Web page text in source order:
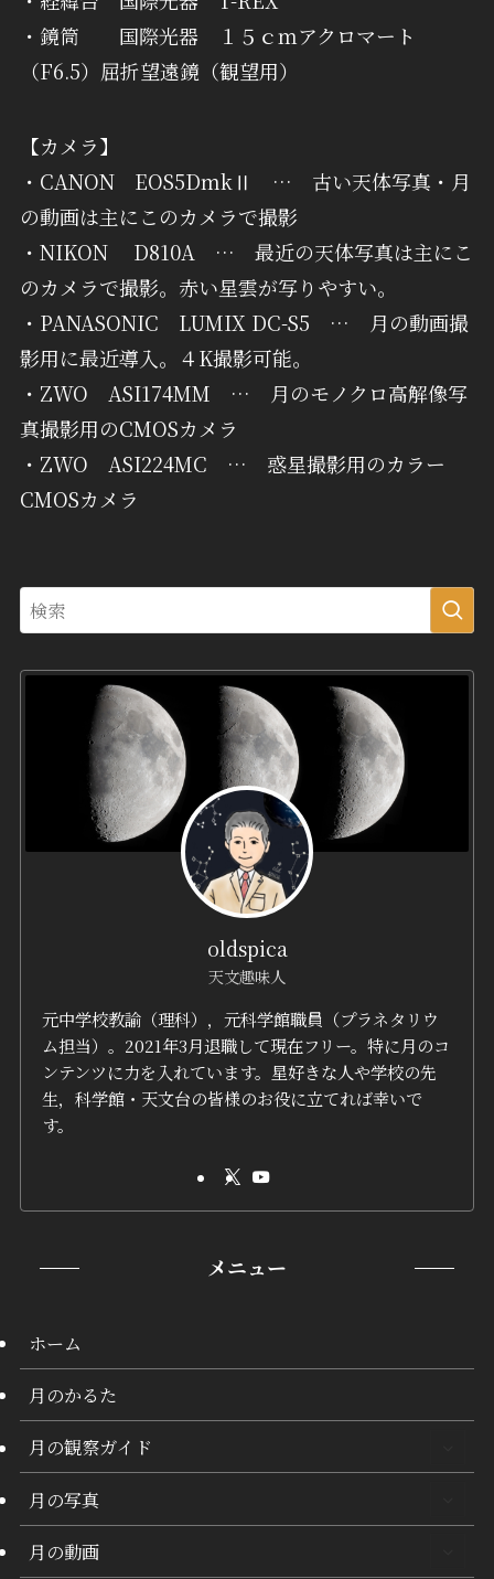
・鏡筒 国際光器 １５ｃｍアクロマート
（F6.5）屈折望遠鏡（観望用）
【カメラ】
・CANON EOS5DmkⅡ … 古い天体写真・月
の動画は主にこのカメラで撮影
・NIKON D810A … 最近の天体写真は主にこ
のカメラで撮影。赤い星雲が写りやすい。
・PANASONIC LUMIX DC-S5 … 月の動画撮
影用に最近導入。４K撮影可能。
・ZWO ASI174MM … 月のモノクロ高解像写
真撮影用のCMOSカメラ
・ZWO ASI224MC … 惑星撮影用のカラー
CMOSカメラ
oldspica
天文趣味人
元中学校教諭（理科），元科学館職員（プラネタリウ
ム担当）。2021年3月退職して現在フリー。特に月のコ
ンテンツに力を入れています。星好きな人や学校の先
生，科学館・天文台の皆様のお役に立てれば幸いで
す。
メニュー
ホーム
月のかるた
月の観察ガイド
月の写真
月の動画